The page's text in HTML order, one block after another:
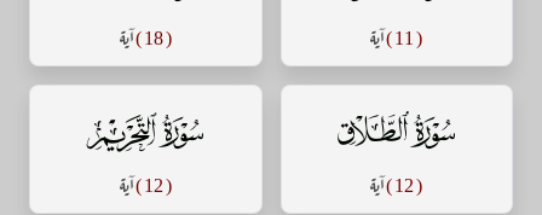
( 11 ) آية ( 18 ) آية
سورة الطلاق
( 12 ) آية
سورة التحريم
( 12 ) آية